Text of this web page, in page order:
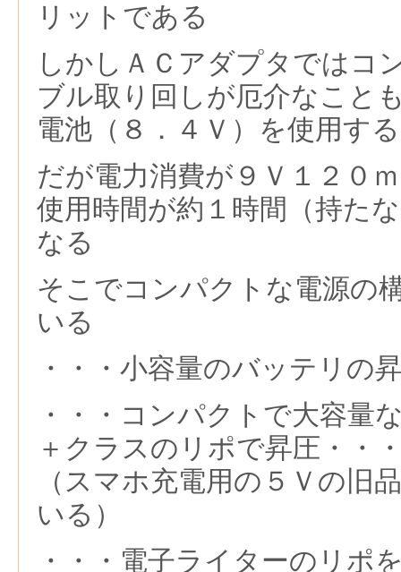
リットである
しかしＡＣアダプタではコ
ブル取り回しが厄介なこと
電池（８．４Ｖ）を使用す
だが電力消費が９Ｖ１２０
使用時間が約１時間（持た
なる
そこでコンパクトな電源の
いる
・・・小容量のバッテリの
・・・コンパクトで大容量
＋クラスのリポで昇圧・・
（スマホ充電用の５Ｖの旧
いる）
・・・電子ライターのリポ